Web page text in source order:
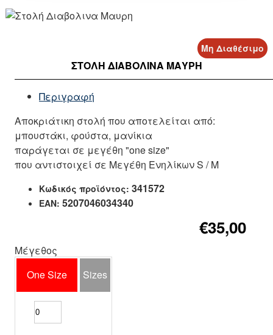
Μη Διαθέσιμο
ΣΤΟΛΉ ΔΙΑΒΟΛΙΝΑ ΜΑΥΡΗ
Περιγραφή
Αποκριάτικη στολή που αποτελείται από:
μπουστάκι, φούστα, μανίκια
παράγεται σε μεγέθη "one size"
που αντιστοιχεί σε Μεγέθη Ενηλίκων S / M
Κωδικός προϊόντος: 341572
EAN: 5207046034340
€35,00
Μέγεθος
One Size
Sizes